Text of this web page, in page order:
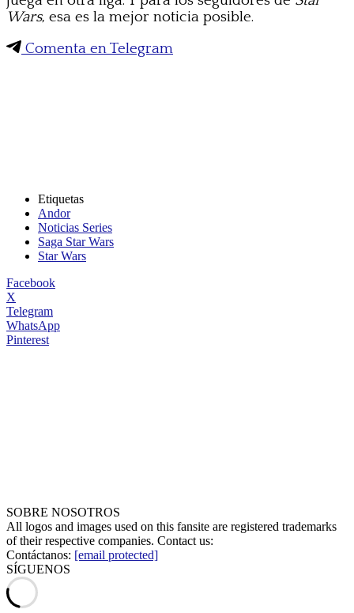
Wars, esa es la mejor noticia posible.
Comenta en Telegram
Etiquetas
Andor
Noticias Series
Saga Star Wars
Star Wars
Facebook
X
Telegram
WhatsApp
Pinterest
SOBRE NOSOTROS
All logos and images used on this fansite are registered trademarks
of their respective companies. Contact us:
Contáctanos: [email protected]
SÍGUENOS